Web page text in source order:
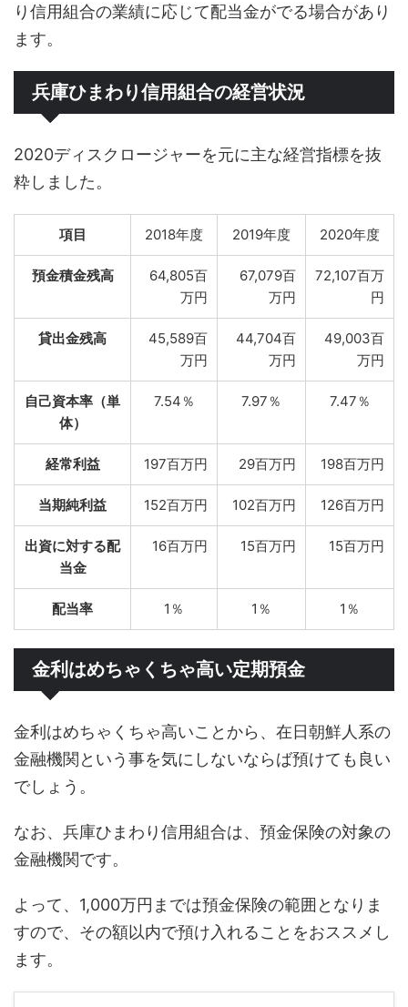
り信用組合の業績に応じて配当金がでる場合があり
ます。
兵庫ひまわり信用組合の経営状況
2020ディスクロージャーを元に主な経営指標を抜
粋しました。
項目 2018年度 2019年度 2020年度
預金積金残高
64,805百
万円
67,079百
万円
72,107百万
円
貸出金残高
45,589百
万円
44,704百
万円
49,003百
万円
自己資本率（単
体）
7.54％ 7.97％ 7.47％
経常利益 197百万円 29百万円 198百万円
当期純利益 152百万円 102百万円 126百万円
出資に対する配
当金
16百万円 15百万円 15百万円
配当率 1％ 1％ 1％
金利はめちゃくちゃ高い定期預金
金利はめちゃくちゃ高いことから、在日朝鮮人系の
金融機関という事を気にしないならば預けても良い
でしょう。
なお、兵庫ひまわり信用組合は、預金保険の対象の
金融機関です。
よって、1,000万円までは預金保険の範囲となりま
すので、その額以内で預け入れることをおススメし
ます。